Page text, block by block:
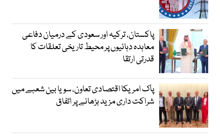
پاکستان، ترکیہ اور سعودی کے درمیان دفاعی
معاہدہ دہائیوں پر محیط تاریخی تعلقات کا
قدرتی ارتقا
پاک امریکا اقتصادی تعاون، سویا بین شعبے میں
شراکت داری مزید بڑھانے پر اتفاق